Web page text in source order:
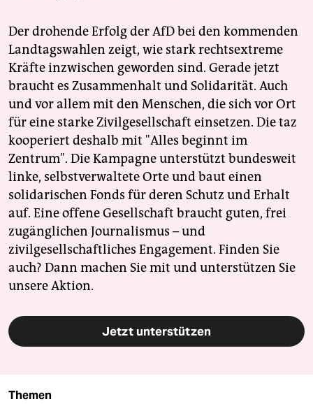
Der drohende Erfolg der AfD bei den kommenden
Landtagswahlen zeigt, wie stark rechtsextreme
Kräfte inzwischen geworden sind. Gerade jetzt
braucht es Zusammenhalt und Solidarität. Auch
und vor allem mit den Menschen, die sich vor Ort
für eine starke Zivilgesellschaft einsetzen. Die taz
kooperiert deshalb mit "Alles beginnt im
Zentrum". Die Kampagne unterstützt bundesweit
linke, selbstverwaltete Orte und baut einen
solidarischen Fonds für deren Schutz und Erhalt
auf. Eine offene Gesellschaft braucht guten, frei
zugänglichen Journalismus – und
zivilgesellschaftliches Engagement. Finden Sie
auch? Dann machen Sie mit und unterstützen Sie
unsere Aktion.
Jetzt unterstützen
Themen